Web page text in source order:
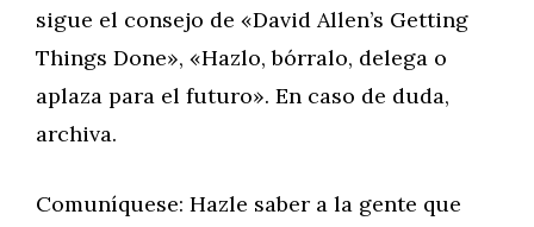
sigue el consejo de «David Allen’s Getting
Things Done», «Hazlo, bórralo, delega o
aplaza para el futuro». En caso de duda,
archiva.
Comuníquese: Hazle saber a la gente que